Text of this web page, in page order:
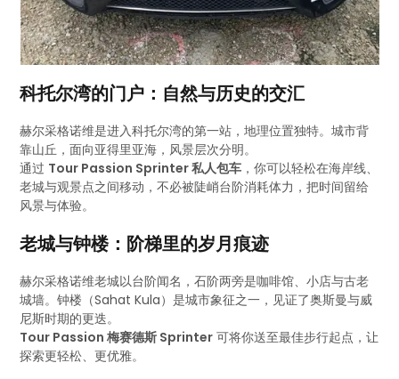
科托尔湾的门户：自然与历史的交汇
赫尔采格诺维是进入科托尔湾的第一站，地理位置独特。城市背
靠山丘，面向亚得里亚海，风景层次分明。
通过 Tour Passion Sprinter 私人包车 ，你可以轻松在海岸线、
老城与观景点之间移动，不必被陡峭台阶消耗体力，把时间留给
风景与体验。
老城与钟楼：阶梯里的岁月痕迹
赫尔采格诺维老城以台阶闻名，石阶两旁是咖啡馆、小店与古老
城墙。钟楼（Sahat Kula）是城市象征之一，见证了奥斯曼与威
尼斯时期的更迭。
Tour Passion 梅赛德斯 Sprinter 可将你送至最佳步行起点，让
探索更轻松、更优雅。